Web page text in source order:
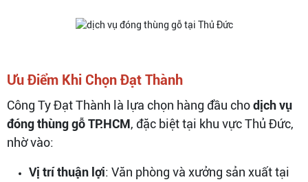
Ưu Điểm Khi Chọn Đạt Thành
Công Ty Đạt Thành là lựa chọn hàng đầu chodịch vụ
đóng thùng gỗ TP.HCM, đặc biệt tại khu vực Thủ Đức,
nhờ vào:
Vị trí thuận lợi: Văn phòng và xưởng sản xuất tại